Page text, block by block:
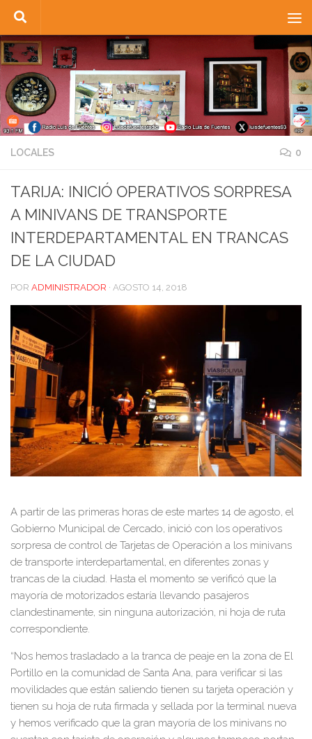
Saltar al contenido
LOCALES 0
TARIJA: INICIÓ OPERATIVOS SORPRESA
A MINIVANS DE TRANSPORTE
INTERDEPARTAMENTAL EN TRANCAS
DE LA CIUDAD
POR ADMINISTRADOR · AGOSTO 14, 2018
A partir de las primeras horas de este martes 14 de agosto, el
Gobierno Municipal de Cercado, inició con los operativos
sorpresa de control de Tarjetas de Operación a los minivans
de transporte interdepartamental, en diferentes zonas y
trancas de la ciudad. Hasta el momento se verificó que la
mayoría de motorizados estaría llevando pasajeros
clandestinamente, sin ninguna autorización, ni hoja de ruta
correspondiente.
“Nos hemos trasladado a la tranca de peaje en la zona de El
Portillo en la comunidad de Santa Ana, para verificar si las
movilidades que están saliendo tienen su tarjeta operación y
tienen su hoja de ruta firmada y sellada por la terminal nueva
y hemos verificado que la gran mayoría de los minivans no